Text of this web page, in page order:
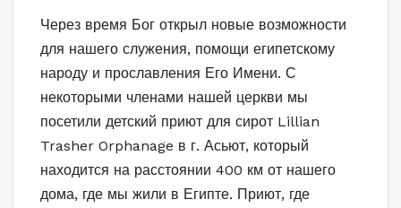
Через время Бог открыл новые возможности
для нашего служения, помощи египетскому
народу и прославления Его Имени. С
некоторыми членами нашей церкви мы
посетили детский приют для сирот Lillian
Trasher Orphanage в г. Асьют, который
находится на расстоянии 400 км от нашего
дома, где мы жили в Египте. Приют, где